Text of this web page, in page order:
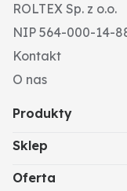
ROLTEX Sp. z o.o.
NIP 564-000-14-
Kontakt
O nas
Produkty
Sklep
Oferta